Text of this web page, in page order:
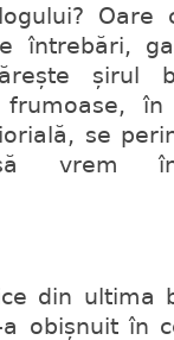
întrebări,
șirul
frumoase,
se
să vrem
ultima
obișnuit în